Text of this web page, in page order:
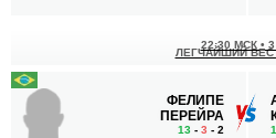
ФЕЛИПЕ
ПЕРЕЙРА
13 - 3 - 2
22:30 МСК •
ЛЕГЧАЙШИЙ ВЕС